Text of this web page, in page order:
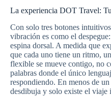
La experiencia DOT Travel:
Con solo tres botones
vibración es como el
espina dorsal. A medida que
que cada uno tiene un ritmo,
flexible se mueve contigo, no
palabras donde el único
respondiendo. En menos de
desdibuja y solo existe el viaje